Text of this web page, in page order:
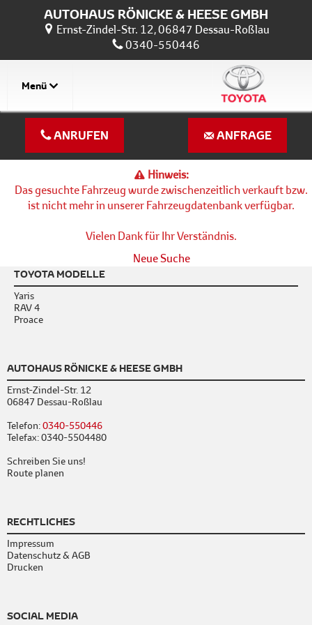
AUTOHAUS RÖNICKE & HEESE GMBH
Ernst-Zindel-Str. 12, 06847 Dessau-Roßlau
0340-550446
Menü
ANRUFEN ANFRAGE
Hinweis:
Das gesuchte Fahrzeug wurde zwischenzeitlich verkauft bzw.
ist nicht mehr in unserer Fahrzeugdatenbank verfügbar.
Vielen Dank für Ihr Verständnis.
Neue Suche
TOYOTA MODELLE
Yaris
RAV 4
Proace
AUTOHAUS RÖNICKE & HEESE GMBH
Ernst-Zindel-Str. 12
06847 Dessau-Roßlau
Telefon:0340-550446
Telefax: 0340-5504480
Schreiben Sie uns!
Route planen
RECHTLICHES
Impressum
Datenschutz & AGB
Drucken
SOCIAL MEDIA